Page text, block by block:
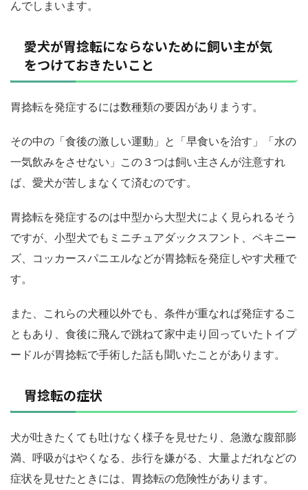
んでしまいます。
愛犬が胃捻転にならないために飼い主が気
をつけておきたいこと
胃捻転を発症するには数種類の要因がありまうす。
その中の「食後の激しい運動」と「早食いを治す」「水の
一気飲みをさせない」この３つは飼い主さんが注意すれ
ば、愛犬が苦しまなくて済むのです。
胃捻転を発症するのは中型から大型犬によく見られるそう
ですが、小型犬でもミニチュアダックスフント、ペキニー
ズ、コッカースパニエルなどが胃捻転を発症しやす犬種で
す。
また、これらの犬種以外でも、条件が重なれば発症するこ
ともあり、食後に飛んで跳ねて家中走り回っていたトイプ
ードルが胃捻転で手術した話も聞いたことがあります。
胃捻転の症状
犬が吐きたくても吐けなく様子を見せたり、急激な腹部膨
満、呼吸がはやくなる、歩行を嫌がる、大量よだれなどの
症状を見せたときには、胃捻転の危険性があります。